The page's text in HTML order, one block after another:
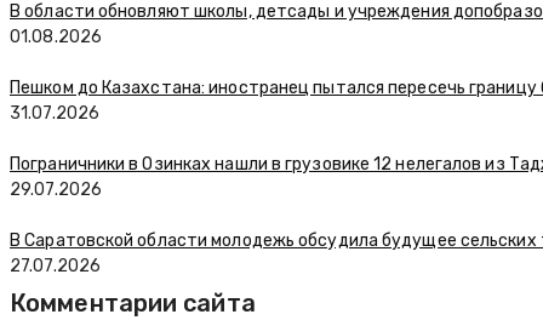
В области обновляют школы, детсады и учреждения
01.08.2026
Пешком до Казахстана: иностранец пытался пересечь
31.07.2026
Пограничники в Озинках нашли в грузовике 12 нелегалов из
29.07.2026
В Саратовской области молодежь обсудила будущее сельских
27.07.2026
Комментарии сайта